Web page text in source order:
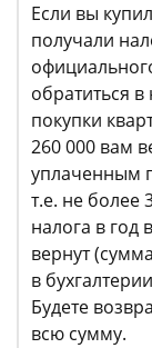
Если вы
получали
обратиться
покупки
260 000 вам
уплаченным
т.е. не более
налога в год
вернут
в
Будете
всю сумму.